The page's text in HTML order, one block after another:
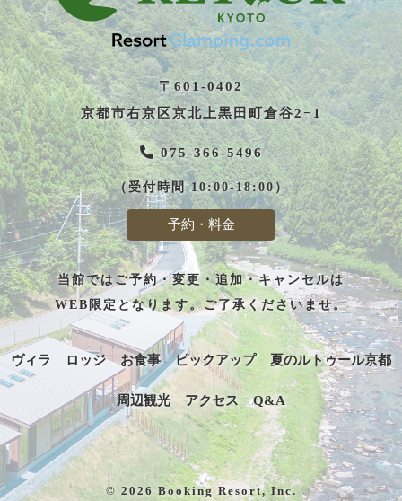
〒601-0402
京都市右京区京北上黒田町倉谷2−1
075-366-5496
（受付時間 10:00-18:00）
予約・料金
当館ではご予約・変更・追加・キャンセルは
WEB限定となります。ご了承くださいませ。
ヴィラ ロッジ お食事 ピックアップ 夏のルトゥール京都
周辺観光 アクセス Q&A
© 2026 Booking Resort, Inc.